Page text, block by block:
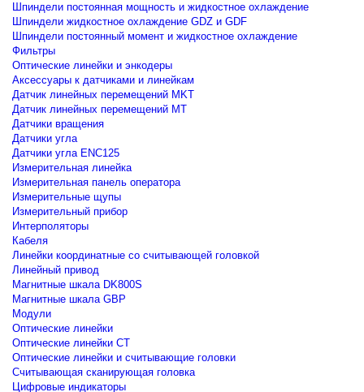
Шпиндели постоянная мощность и жидкостное охлаждение
Шпиндели жидкостное охлаждение GDZ и GDF
Шпиндели постоянный момент и жидкостное охлаждение
Фильтры
Оптические линейки и энкодеры
Аксессуары к датчиками и линейкам
Датчик линейных перемещений MKT
Датчик линейных перемещений MT
Датчики вращения
Датчики угла
Датчики угла ENC125
Измерительная линейка
Измерительная панель оператора
Измерительные щупы
Измерительный прибор
Интерполяторы
Кабеля
Линейки координатные со считывающей головкой
Линейный привод
Магнитные шкала DK800S
Магнитные шкала GBP
Модули
Оптические линейки
Оптические линейки CT
Оптические линейки и считывающие головки
Считывающая сканирующая головка
Цифровые индикаторы